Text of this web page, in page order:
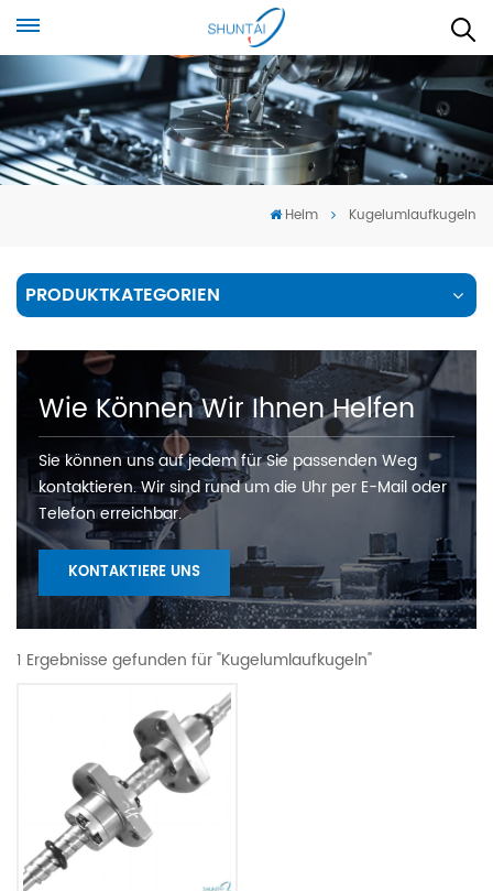
Heim Kugelumlaufkugeln
PRODUKTKATEGORIEN
Wie Können Wir Ihnen Helfen
Sie können uns auf jedem für Sie passenden Weg
kontaktieren. Wir sind rund um die Uhr per E-Mail oder
Telefon erreichbar.
KONTAKTIERE UNS
1 Ergebnisse gefunden für "Kugelumlaufkugeln"